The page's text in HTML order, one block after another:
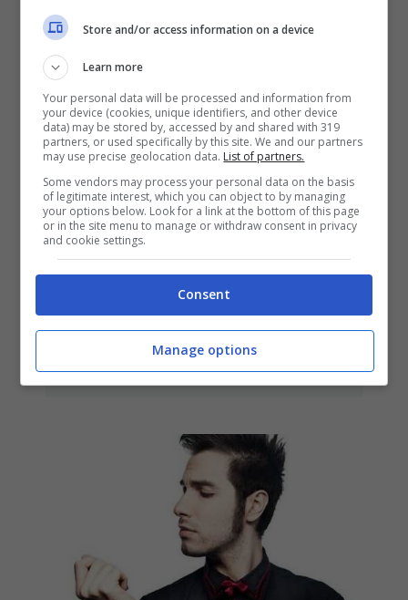
nuovo disco – le tracce
L’Equazione: il video del nuovo
singolo di Antonio Maggio
16 Aprile 2014
Store and/or access information on a device
Learn more
Your personal data will be processed and information from
your device (cookies, unique identifiers, and other device
data) may be stored by, accessed by and shared with 319
partners, or used specifically by this site. We and our partners
may use precise geolocation data. List of partners.
Some vendors may process your personal data on the basis
of legitimate interest, which you can object to by managing
your options below. Look for a link at the bottom of this page
or in the site menu to manage or withdraw consent in privacy
and cookie settings.
Consent
Manage options